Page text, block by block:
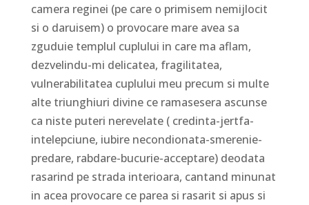
camera reginei (pe care o primisem nemijlocit
si o daruisem) o provocare mare avea sa
zguduie templul cuplului in care ma aflam,
dezvelindu-mi delicatea, fragilitatea,
vulnerabilitatea cuplului meu precum si multe
alte triunghiuri divine ce ramasesera ascunse
ca niste puteri nerevelate ( credinta-jertfa-
intelepciune, iubire necondionata-smerenie-
predare, rabdare-bucurie-acceptare) deodata
rasarind pe strada interioara, cantand minunat
in acea provocare ce parea si rasarit si apus si